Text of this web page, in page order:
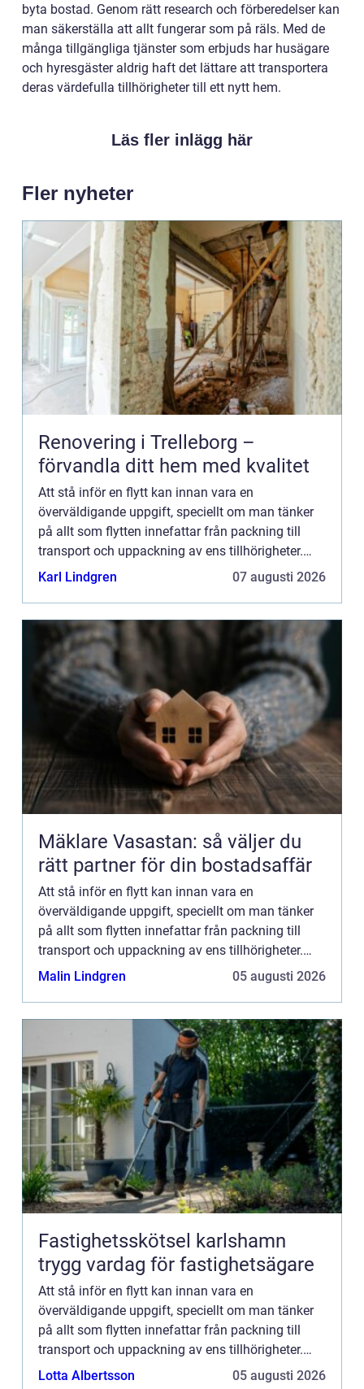
byta bostad. Genom rätt research och förberedelser kan
man säkerställa att allt fungerar som på räls. Med de
många tillgängliga tjänster som erbjuds har husägare
och hyresgäster aldrig haft det lättare att transportera
deras värdefulla tillhörigheter till ett nytt hem.
Läs fler inlägg här
Fler nyheter
Renovering i Trelleborg –
förvandla ditt hem med kvalitet
Att stå inför en flytt kan innan vara en
överväldigande uppgift, speciellt om man tänker
på allt som flytten innefattar från packning till
transport och uppackning av ens tillhörigheter.
Turligt nog erbjuder...
Karl Lindgren 07 augusti 2026
Mäklare Vasastan: så väljer du
rätt partner för din bostadsaffär
Att stå inför en flytt kan innan vara en
överväldigande uppgift, speciellt om man tänker
på allt som flytten innefattar från packning till
transport och uppackning av ens tillhörigheter.
Turligt nog erbjuder...
Malin Lindgren 05 augusti 2026
Fastighetsskötsel karlshamn
trygg vardag för fastighetsägare
Att stå inför en flytt kan innan vara en
överväldigande uppgift, speciellt om man tänker
på allt som flytten innefattar från packning till
transport och uppackning av ens tillhörigheter.
Turligt nog erbjuder...
Lotta Albertsson 05 augusti 2026